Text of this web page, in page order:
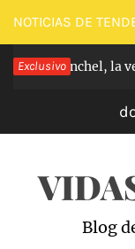
Saltar
al
contenido
NOTICIAS DE
Exclusivo
Carabanchel, la
Blog